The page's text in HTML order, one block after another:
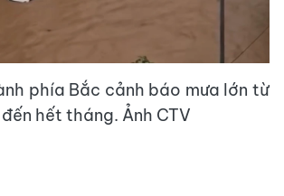
phía Bắc cảnh báo mưa lớn từ
hết tháng. Ảnh CTV